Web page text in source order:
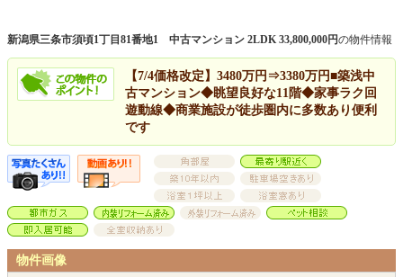
新潟県三条市須頃1丁目81番地1 中古マンション 2LDK 33,800,000円の物件情報
【7/4価格改定】3480万円⇒3380万円■築浅中
古マンション◆眺望良好な11階◆家事ラク回
遊動線◆商業施設が徒歩圏内に多数あり便利
です
物件画像